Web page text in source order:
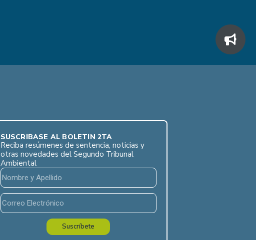
SUSCRÍBASE AL BOLETÍN 2TA
Reciba resúmenes de sentencia, noticias y
otras novedades del Segundo Tribunal
Ambiental
Suscríbete